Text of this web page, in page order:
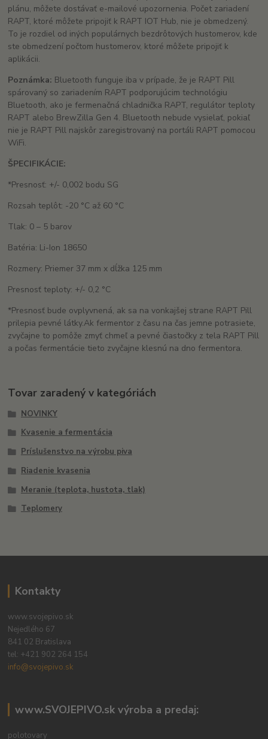
plánu, môžete dostávať e-mailové upozornenia. Počet zariadení
RAPT, ktoré môžete pripojiť k RAPT IOT Hub, nie je obmedzený.
To je rozdiel od iných populárnych bezdrôtových hustomerov, kde
ste obmedzení počtom hustomerov, ktoré môžete pripojiť k
aplikácii.
Poznámka: Bluetooth funguje iba v prípade, že je RAPT Pill
spárovaný so zariadením RAPT podporujúcim technológiu
Bluetooth, ako je fermenačná chladnička RAPT, regulátor teploty
RAPT alebo BrewZilla Gen 4. Bluetooth nebude vysielať, pokiaľ
nie je RAPT Pill najskôr zaregistrovaný na portáli RAPT pomocou
WiFi.
ŠPECIFIKÁCIE:
*Presnosť: +/- 0,002 bodu SG
Rozsah teplôt: -20 °C až 60 °C
Tlak: 0 – 5 barov
Batéria: Li-Ion 18650
Rozmery: Priemer 37 mm x dĺžka 125 mm
Presnosť teploty: +/- 0,2 °C
*Presnosť bude ovplyvnená, ak sa na vonkajšej strane RAPT Pill
prilepia pevné látky.Ak fermentor z času na čas jemne potrasiete,
zvyčajne to pomôže zmyť chmeľ a pevné čiastočky z tela RAPT Pill
a počas fermentácie tieto zvyčajne klesnú na dno fermentora.
Tovar zaradený v kategóriách
NOVINKY
Kvasenie a fermentácia
Príslušenstvo na výrobu piva
Riadenie kvasenia
Meranie (teplota, hustota, tlak)
Teplomery
Kontakty
www.svojepivo.sk
Nejedlého 67
841 02 Bratislava
tel: +421 902 264 154
info@svojepivo.sk
www.SVOJEPIVO.sk výroba a predaj:
polotovary